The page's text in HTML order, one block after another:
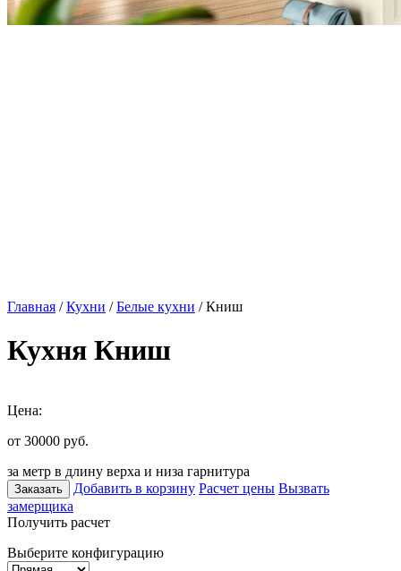
Главная /Кухни /Белые кухни / Книш
Кухня Книш
Цена:
от 30000 руб.
за метр в длину верха и низа гарнитура
Заказать Добавить в корзину Расчет цены Вызвать
замерщика
Получить расчет
Выберите конфигурацию